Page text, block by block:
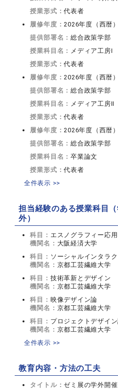
授業形式：代表者
履修年度：2026年度（西暦）
提供部署名：総合政策学部
授業科目名： メディア工房I
授業形式：代表者
履修年度：2026年度（西暦）
提供部署名：総合政策学部
授業科目名： メディア工房II
授業形式：代表者
履修年度：2026年度（西暦）
提供部署名：総合政策学部
授業科目名：卒業論文
授業形式：代表者
全件表示 >>
担当経験のある授業科目
外）
科目： エスノグラフィー応用
機関名： 大阪経済大学
科目： ソーシャルインタラ
機関名： 京都工芸繊維大学
科目： 技術革新とデザイン
機関名： 京都工芸繊維大学
科目： 映像デザイン論
機関名： 京都工芸繊維大学
科目： プロジェクトデザイ
機関名： 京都工芸繊維大学
全件表示 >>
教育内容・方法の工夫
タイトル：ゼミ展の学外開催